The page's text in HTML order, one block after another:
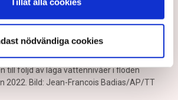
nödvändiga cookies
i östra Frankrike tvingades till
till följd av låga vattennivåer i floden
2022. Bild: Jean-Francois Badias/AP/TT